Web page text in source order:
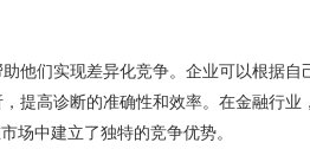
他们实现差异化竞争。企业可以根据
提高诊断的准确性和效率。在金融行
场中建立了独特的竞争优势。